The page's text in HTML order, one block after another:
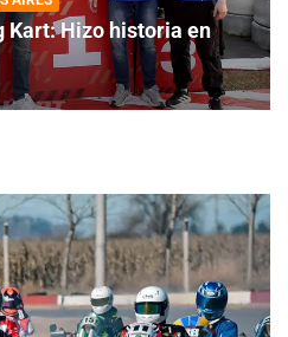
Kart: Hizo historia en